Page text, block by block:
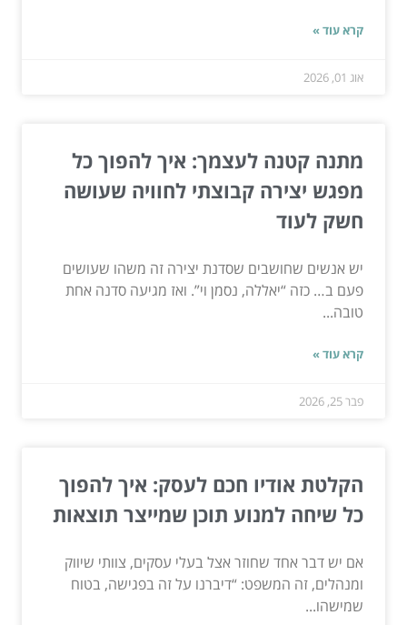
קרא עוד »
אוג 01, 2026
מתנה קטנה לעצמך: איך להפוך כל
מפגש יצירה קבוצתי לחוויה שעושה
חשק לעוד
יש אנשים שחושבים שסדנת יצירה זה משהו שעושים
פעם ב… כזה “יאללה, נסמן וי”. ואז מגיעה סדנה אחת
טובה...
קרא עוד »
פבר 25, 2026
הקלטת אודיו חכם לעסק: איך להפוך
כל שיחה למנוע תוכן שמייצר תוצאות
אם יש דבר אחד שחוזר אצל בעלי עסקים, צוותי שיווק
ומנהלים, זה המשפט: “דיברנו על זה בפגישה, בטוח
שמישהו...